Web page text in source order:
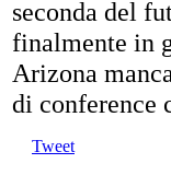
seconda del
finalmente in
Arizona
di conference
Tweet